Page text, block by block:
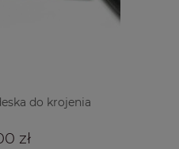
do krojenia
zł